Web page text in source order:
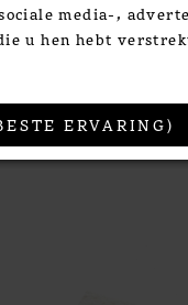
media-,
u hen hebt
ERVARING)